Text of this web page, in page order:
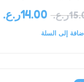
ر.ع. 14.00ر.ع.
إلى السلة